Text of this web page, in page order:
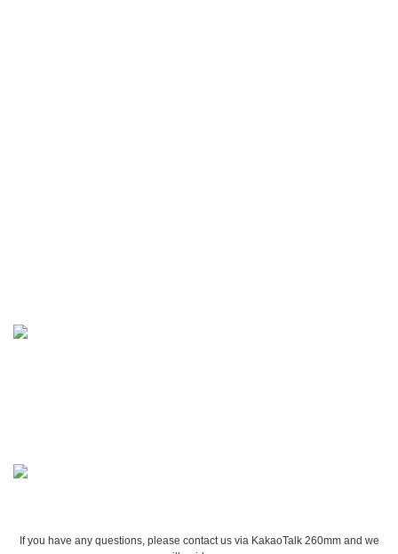
If you have any questions, please contact us via KakaoTalk 260mm and we